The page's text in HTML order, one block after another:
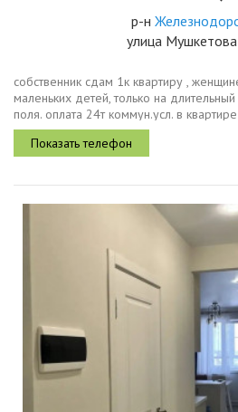
р-н
улица
собственник сдам 1к квартиру ,
маленьких детей, только на
поля. оплата 24т коммун.усл. в
залог 10т, который не возвращается,